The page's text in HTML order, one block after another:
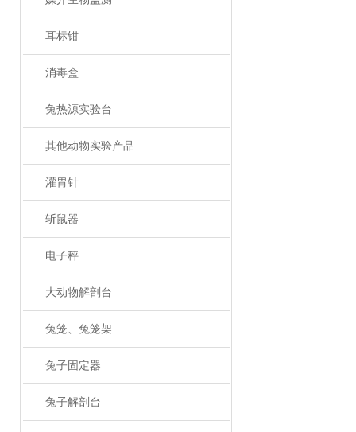
耳标钳
消毒盒
兔热源实验台
其他动物实验产品
灌胃针
斩鼠器
电子秤
大动物解剖台
兔笼、兔笼架
兔子固定器
兔子解剖台